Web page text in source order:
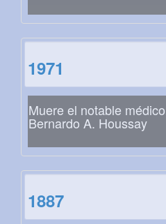
1971
Muere el notable
Bernardo A. Houssay
1887